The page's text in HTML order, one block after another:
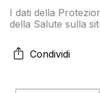
I dati della
della Salute sulla
ieri: 1501 positivi e 6
Condividi